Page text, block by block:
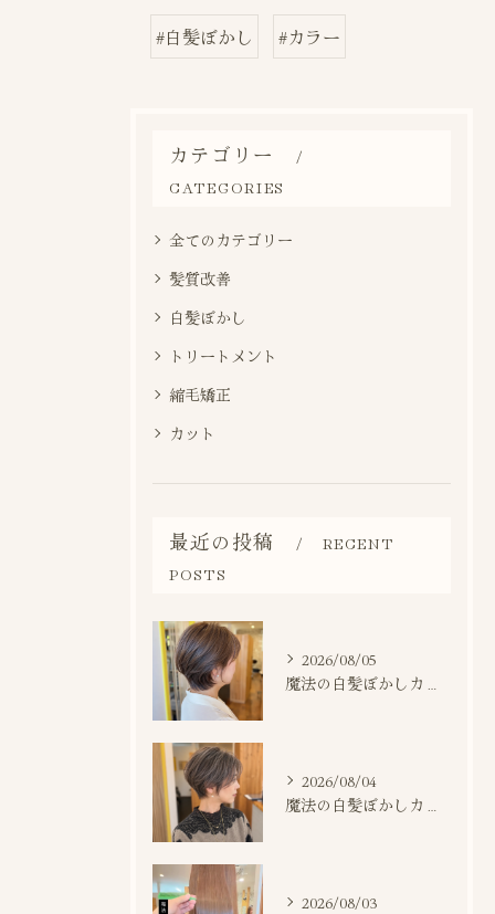
#白髪ぼかし #カラー
カテゴリー
CATEGORIES
全てのカテゴリー
髪質改善
白髪ぼかし
トリートメント
縮毛矯正
カット
最近の投稿
RECENT
POSTS
2026/08/05
2026/08/04
2026/08/03